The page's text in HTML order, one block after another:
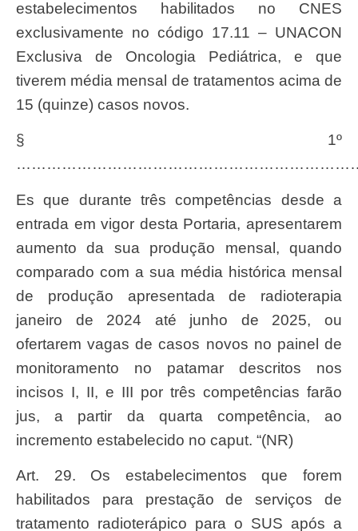
estabelecimentos habilitados no CNES
exclusivamente no código 17.11 – UNACON
Exclusiva de Oncologia Pediátrica, e que
tiverem média mensal de tratamentos acima de
15 (quinze) casos novos.
§ 1º
es que durante três competências desde a
entrada em vigor desta Portaria, apresentarem
aumento da sua produção mensal, quando
comparado com a sua média histórica mensal
de produção apresentada de radioterapia
janeiro de 2024 até junho de 2025, ou
ofertarem vagas de casos novos no painel de
monitoramento no patamar descritos nos
incisos I, II, e III por três competências farão
jus, a partir da quarta competência, ao
incremento estabelecido no caput. “(NR)
Art. 29. Os estabelecimentos que forem
habilitados para prestação de serviços de
tratamento radioterápico para o SUS após a